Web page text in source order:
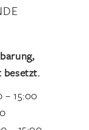
besetzt.
15:00